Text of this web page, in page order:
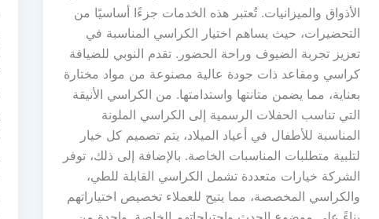
الأذواق والميزانيات. تُعتبر هذه الخدمات جزءًا أساسيًا من
التحضيرات، حيث يساهم اختيار الكراسي المناسبة في
تعزيز تجربة الضيوف وراحة الحضور. تقدم النوبي للضيافة
كراسي ومقاعد ذات جودة عالية مصنوعة من مواد مختارة
بعناية، مما يضمن متانتها واستدامتها. من الكراسي الأنيقة
التي تناسب الحفلات الرسمية إلى الكراسي الملونة
المناسبة للأطفال في أعياد الميلاد، يتم تصميم كل خيار
لتلبية متطلبات المناسبات الخاصة. بالإضافة إلى ذلك، توفر
الشركة خيارات متعددة تشمل الكراسي القابلة للطي،
والكراسي المخصصة، مما يتيح للعملاء تخصيص اختياراتهم